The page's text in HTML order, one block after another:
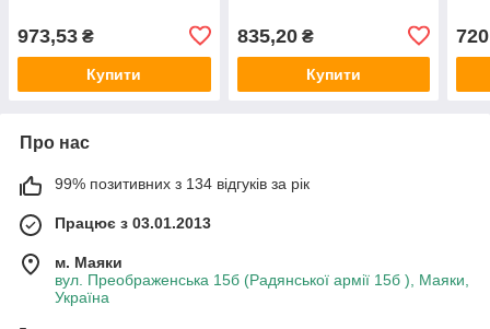
973,53 ₴
Купити
835,20₴
Купити
Про нас
99% позитивних з 134 відгуків за рік
Працює з 03.01.2013
м. Маяки
вул. Преображенська 15б (Радянської армії 15б ), Маяки,
Україна